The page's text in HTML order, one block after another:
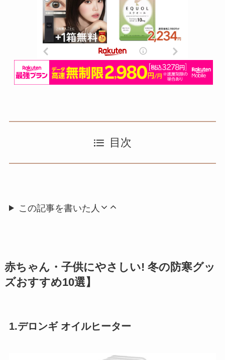
目次
この記事を書いた人
赤ちゃん・子供にやさしい! 冬の防寒グッ
ズおすすめ10選】
1.デロンギ オイルヒーター